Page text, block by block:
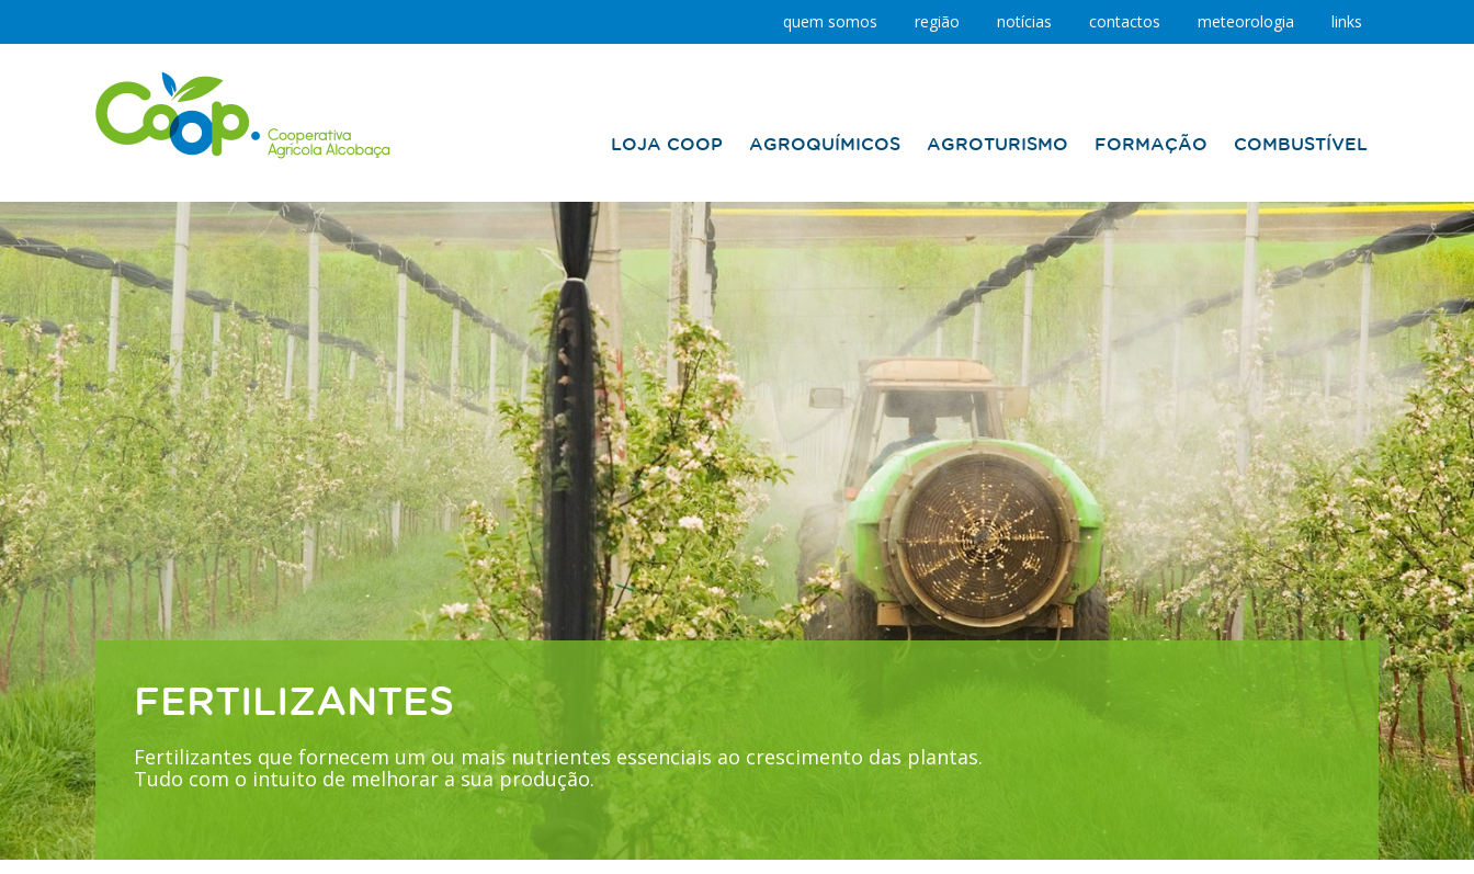
quem somos região notícias contactos meteorologia links
LOJA COOP AGROQUÍMICOS AGROTURISMO FORMAÇÃO COMBUSTÍVEL
FERTILIZANTES
Fertilizantes que fornecem um ou mais nutrientes essenciais ao crescimento das plantas.
Tudo com o intuito de melhorar a sua produção.